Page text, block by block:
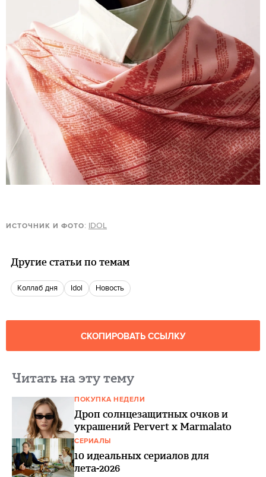
ИСТОЧНИК И ФОТО: IDOL
Другие статьи по темам
Коллаб дня Idol Новость
СКОПИРОВАТЬ ССЫЛКУ
Читать на эту тему
ПОКУПКА НЕДЕЛИ
Дроп солнцезащитных очков и
украшений Pervert x Marmalato
СЕРИАЛЫ
10 идеальных сериалов для
лета-2026